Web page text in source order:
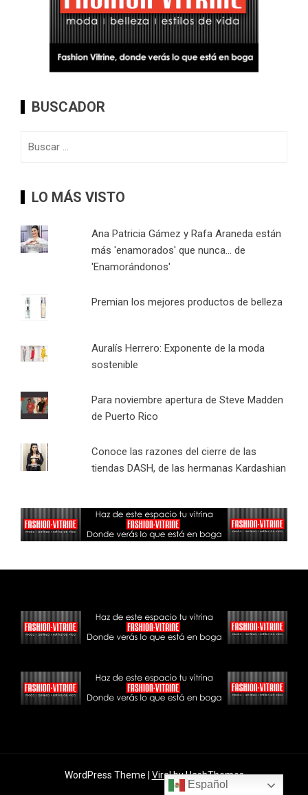
BUSCADOR
LO MÁS VISTO
Ana Patricia Gámez y Rafa Araneda están
más 'enamorados' que nunca... de
'Enamorándonos'
Premian los mejores productos de belleza
Auralís Herrero: Exponente de la moda
sostenible
Para noviembre apertura de Steve Madden
de Puerto Rico
Conoce las razones del cierre de las
tiendas DASH, de las hermanas Kardashian
WordPress Theme | Viralby HashThemes
Español